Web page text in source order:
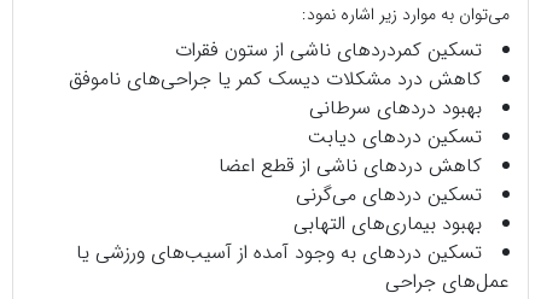
می‌توان به موارد زیر اشاره نمود:
تسکین کمردردهای ناشی از ستون فقرات
کاهش درد مشکلات دیسک کمر یا جراحی‌های ناموفق
بهبود دردهای سرطانی
تسکین دردهای دیابت
کاهش دردهای ناشی از قطع اعضا
تسکین دردهای می‌گرنی
بهبود بیماری‌های التهابی
تسکین دردهای به وجود آمده از آسیب‌های ورزشی یا
عمل‌های جراحی